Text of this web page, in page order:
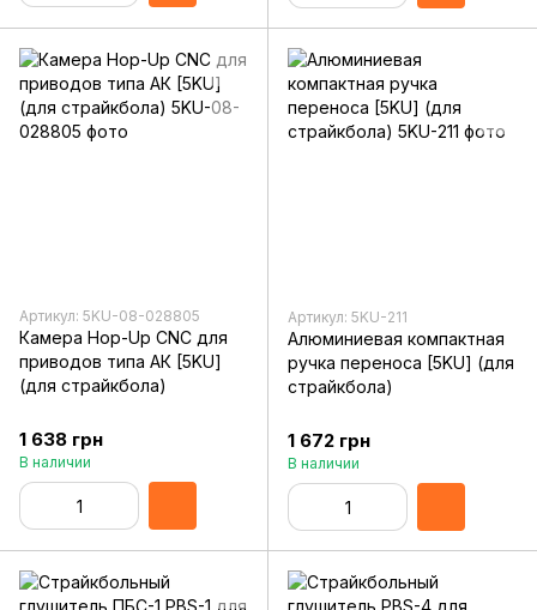
Артикул: 5KU-08-028805
Камера Hop-Up CNC для
приводов типа АК [5KU]
(для страйкбола)
1 638 грн
В наличии
Артикул: 5KU-211
Алюминиевая компактная
ручка переноса [5KU] (для
страйкбола)
1 672 грн
В наличии